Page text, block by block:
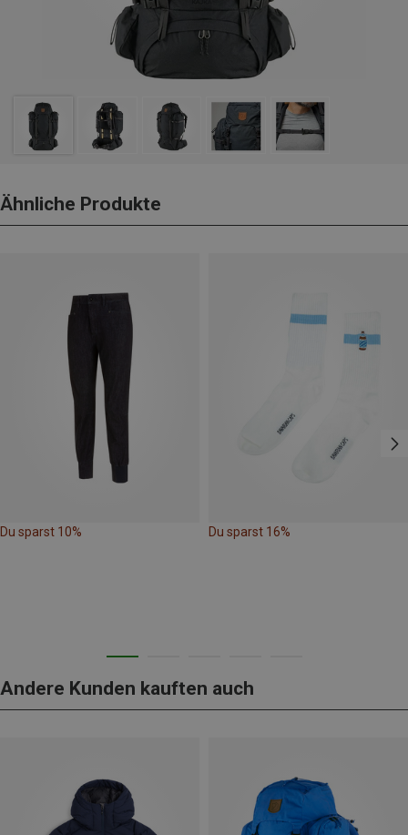
Ähnliche Produkte
Du sparst 10% Du sparst 16%
Andere Kunden kauften auch